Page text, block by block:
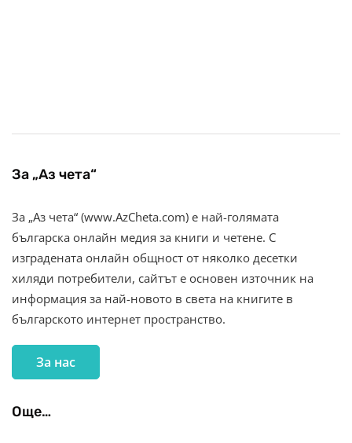
За „Аз чета“
За „Аз чета“ (www.AzCheta.com) е най-голямата
българска онлайн медия за книги и четене. С
изградената онлайн общност от няколко десетки
хиляди потребители, сайтът е основен източник на
информация за най-новото в света на книгите в
българското интернет пространство.
За нас
Още…